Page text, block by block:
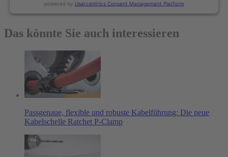
powered by Usercentrics Consent Management Platform
Das könnte Sie auch interessieren
Passgenaue, flexible und robuste Kabelführung: Die neue
Kabelschelle Ratchet P-Clamp